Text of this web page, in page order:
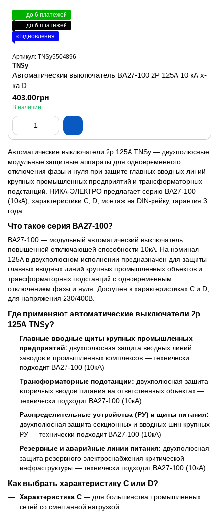
до 6 платежей
до 6 платежей
єВідновлення
Артикул: TNSy5504896
TNSy
Автоматический выключатель ВА27-100 2Р 125А 10 кА х-
ка D
403.00грн
В наличии
Автоматические выключатели 2р 125А TNSy — двухполюсные
модульные защитные аппараты для одновременного
отключения фазы и нуля при защите главных вводных линий
крупных промышленных предприятий и трансформаторных
подстанций. НИКА-ЭЛЕКТРО предлагает серию ВА27-100
(10кА), характеристики C, D, монтаж на DIN-рейку, гарантия 3
года.
Что такое серия ВА27-100?
ВА27-100 — модульный автоматический выключатель
повышенной отключающей способности 10кА. На номинал
125А в двухполюсном исполнении предназначен для защиты
главных вводных линий крупных промышленных объектов и
трансформаторных подстанций с одновременным
отключением фазы и нуля. Доступен в характеристиках C и D,
для напряжения 230/400В.
Где применяют автоматические выключатели 2р
125А TNSy?
Главные вводные щиты крупных промышленных
предприятий: двухполюсная защита вводных линий
заводов и промышленных комплексов — технически
подходит ВА27-100 (10кА)
Трансформаторные подстанции: двухполюсная защита
вторичных вводов питания на ответственных объектах —
технически подходит ВА27-100 (10кА)
Распределительные устройства (РУ) и щиты питания:
двухполюсная защита секционных и вводных шин крупных
РУ — технически подходит ВА27-100 (10кА)
Резервные и аварийные линии питания: двухполюсная
защита резервного электроснабжения критической
инфраструктуры — технически подходит ВА27-100 (10кА)
Как выбрать характеристику C или D?
Характеристика C — для большинства промышленных
сетей со смешанной нагрузкой